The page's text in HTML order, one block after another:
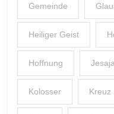
Gemeinde
Heiliger Geist
Hoffnung Jesaja
Kolosser Kreuz